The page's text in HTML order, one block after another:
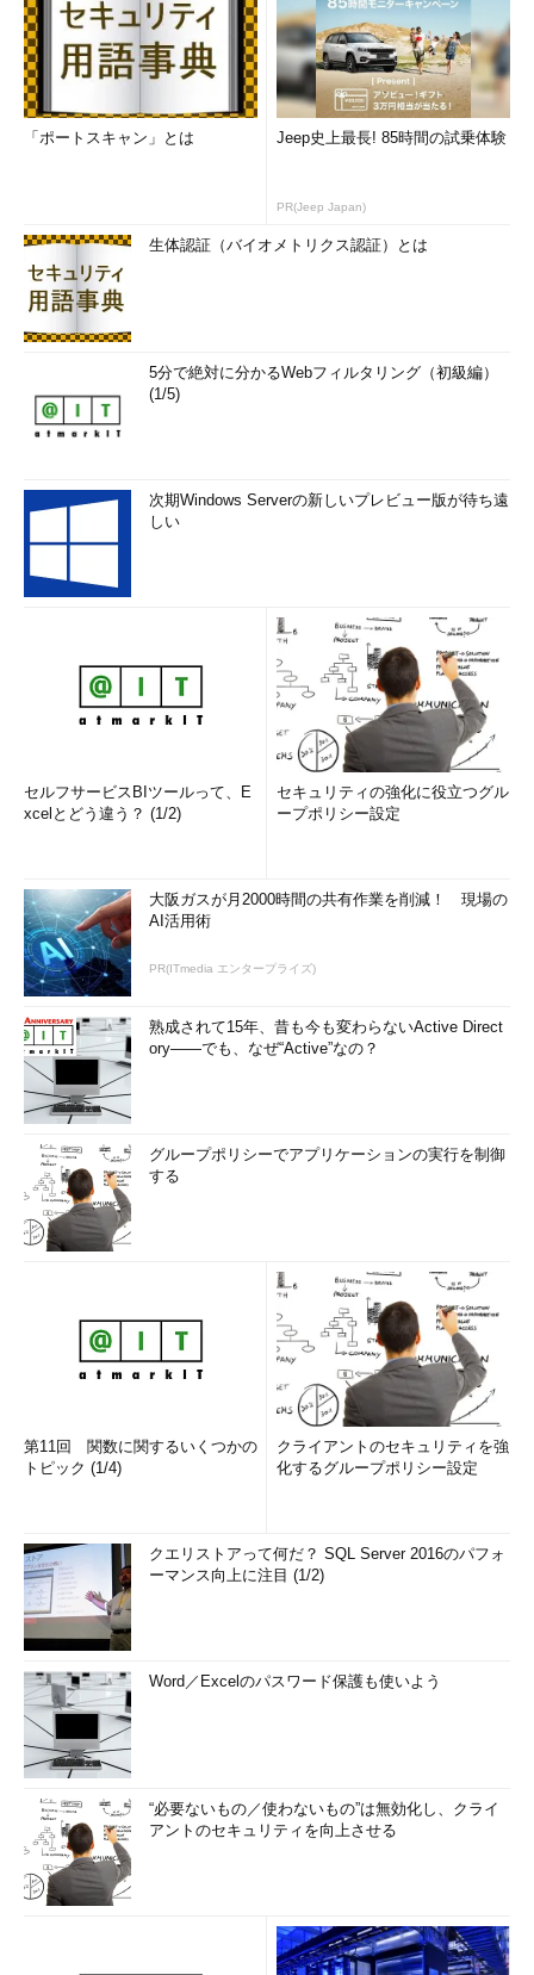
「ポートスキャン」とは Jeep史上最長! 85時間の試乗体験
PR(Jeep Japan)
生体認証（バイオメトリクス認証）とは
5分で絶対に分かるWebフィルタリング（初級編）
(1/5)
次期Windows Serverの新しいプレビュー版が待ち遠
しい
セルフサービスBIツールって、E
xcelとどう違う？ (1/2)
セキュリティの強化に役立つグル
ープポリシー設定
大阪ガスが月2000時間の共有作業を削減！ 現場の
AI活用術
PR(ITmedia エンタープライズ)
熟成されて15年、昔も今も変わらないActive Direct
ory――でも、なぜ“Active”なの？
グループポリシーでアプリケーションの実行を制御
する
第11回 関数に関するいくつかの
トピック (1/4)
クライアントのセキュリティを強
化するグループポリシー設定
クエリストアって何だ？ SQL Server 2016のパフォ
ーマンス向上に注目 (1/2)
Word／Excelのパスワード保護も使いよう
“必要ないもの／使わないもの”は無効化し、クライ
アントのセキュリティを向上させる